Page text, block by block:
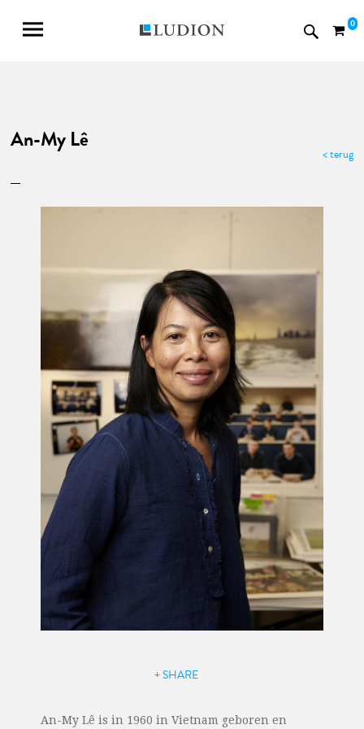
0
An-My Lê
< terug
+ SHARE
An-My Lê is in 1960 in Vietnam geboren en